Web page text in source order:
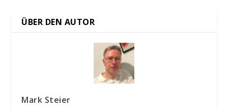
ÜBER DEN AUTOR
Mark Steier